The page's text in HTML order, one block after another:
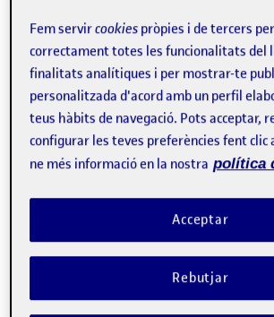
video
Simulació clínica
generativa: cap a un
estàndard en
d’habilitats
Professor dels Estudis de Psicologia i Ciències de
La formació en habilitats clíniques
però els entorns virtuals i asíncrons com
Fem servircookies pròpies i de tercers
correctament totes les funcionalitats del
finalitats analítiques i per mostrar-te
personalitzada d'acord amb un perfil
teus hàbits de navegació. Pots acceptar,
configurar les teves preferències fent clic
ne més informació en la nostra política
Rebutjar
Acceptar